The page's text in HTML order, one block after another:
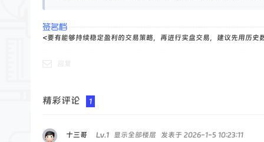
<要有能够持续稳定盈利的交易策略，再进行实盘交易，建议先用历史
精彩评论 1
十三哥 Lv.1 显示全部楼层 发表于 2026-1-5 10:23:11